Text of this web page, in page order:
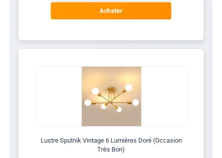
Acheter
Lustre Sputnik Vintage 6 Lumières Doré (Occasion
Très Bon)